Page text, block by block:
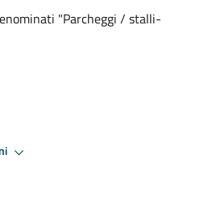
"Parcheggi / stalli-